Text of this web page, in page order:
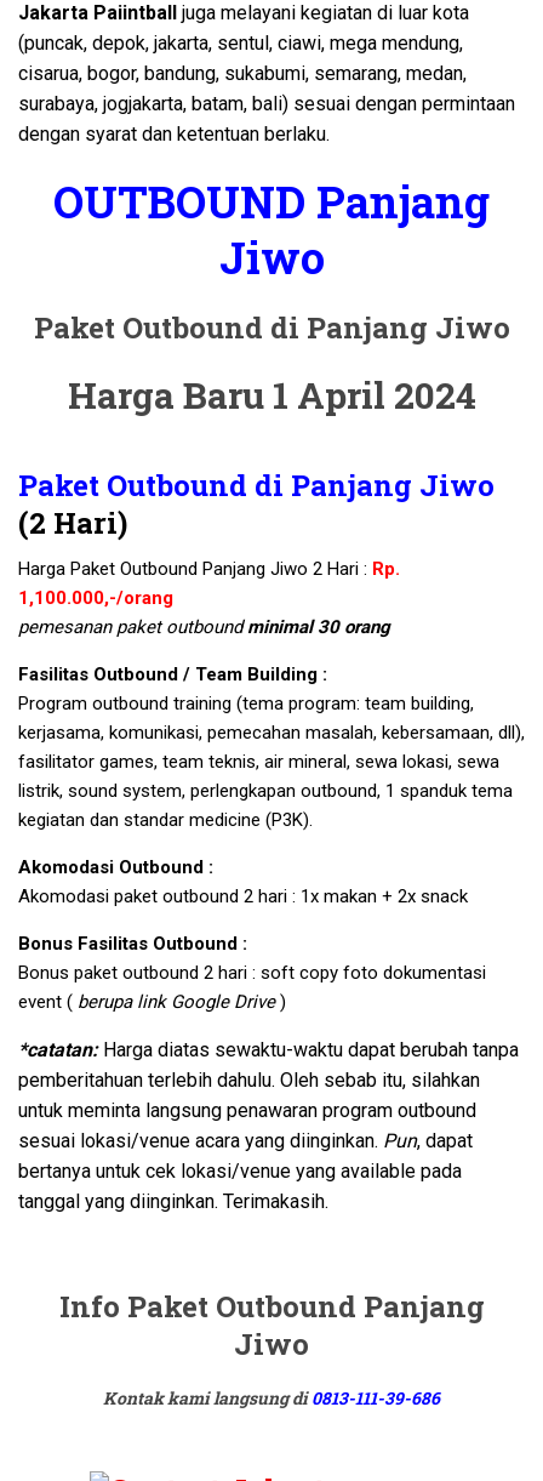
Jakarta Paiintball juga melayani kegiatan di luar kota
(puncak, depok, jakarta, sentul, ciawi, mega mendung,
cisarua, bogor, bandung, sukabumi, semarang, medan,
surabaya, jogjakarta, batam, bali) sesuai dengan permintaan
dengan syarat dan ketentuan berlaku.
OUTBOUND Panjang
Jiwo
Paket Outbound di Panjang Jiwo
Harga Baru 1 April 2024
Paket Outbound di Panjang Jiwo
(2 Hari)
Harga Paket Outbound Panjang Jiwo 2 Hari : Rp.
1,100.000,-/orang
pemesanan paket outboundminimal 30 orang
Fasilitas Outbound / Team Building :
Program outbound training (tema program: team building,
kerjasama, komunikasi, pemecahan masalah, kebersamaan, dll),
fasilitator games, team teknis, air mineral, sewa lokasi, sewa
listrik, sound system, perlengkapan outbound, 1 spanduk tema
kegiatan dan standar medicine (P3K).
Akomodasi Outbound :
Akomodasi paket outbound 2 hari : 1x makan + 2x snack
Bonus Fasilitas Outbound :
Bonus paket outbound 2 hari : soft copy foto dokumentasi
event ( berupa link Google Drive)
*catatan:Harga diatas sewaktu-waktu dapat berubah tanpa
pemberitahuan terlebih dahulu. Oleh sebab itu, silahkan
untuk meminta langsung penawaran program outbound
sesuai lokasi/venue acara yang diinginkan. Pun, dapat
bertanya untuk cek lokasi/venue yang available pada
tanggal yang diinginkan. Terimakasih.
Info Paket Outbound Panjang
Jiwo
Kontak kami langsung di0813-111-39-686